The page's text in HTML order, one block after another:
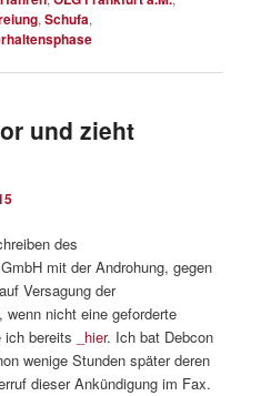
,Schufa,
und zieht
des
mit der Androhung, gegen
Versagung der
nicht eine geforderte
bereits
_hier. Ich bat Debcon
wenige Stunden später deren
dieser Ankündigung im Fax.